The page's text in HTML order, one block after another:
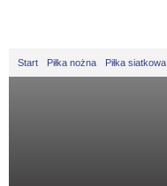
Start Piłka nożna Piłka siatkowa